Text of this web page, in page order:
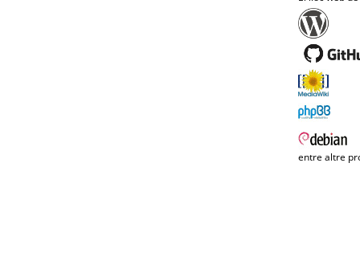
entre altre